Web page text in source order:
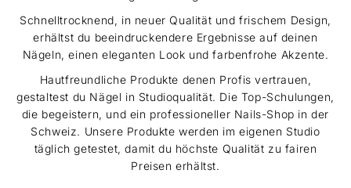
Schnelltrocknend, in neuer Qualität und frischem Design,
erhältst du beeindruckendere Ergebnisse auf deinen
Nägeln, einen eleganten Look und farbenfrohe Akzente.
Hautfreundliche Produkte denen Profis vertrauen,
gestaltest du Nägel in Studioqualität. Die Top-Schulungen,
die begeistern, und ein professioneller Nails-Shop in der
Schweiz. Unsere Produkte werden im eigenen Studio
täglich getestet, damit du höchste Qualität zu fairen
Preisen erhältst.